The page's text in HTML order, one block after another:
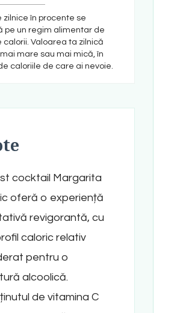
zilnice în procente se
pe un regim alimentar de
calorii. Valoarea ta zilnică
mare sau mai mică, în
caloriile de care ai nevoie.
cocktail Margarita
oferă o experiență
revigorantă, cu
caloric relativ
pentru o
alcoolică.
de vitamina C